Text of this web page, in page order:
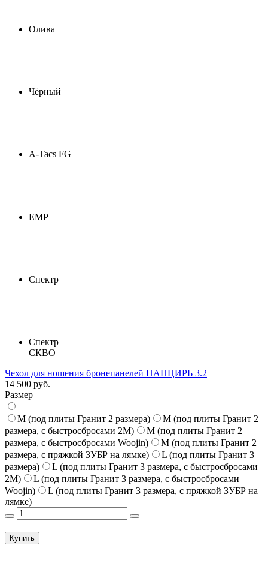
Олива
Чёрный
A-Tacs FG
ЕМР
Спектр
Спектр
СКВО
Чехол для ношения бронепанелей ПАНЦИРЬ 3.2
14 500 руб.
Размер
M (под плиты Гранит 2 размера)
M (под плиты Гранит 2
размера, с быстросбросами 2M)
M (под плиты Гранит 2
размера, с быстросбросами Woojin)
M (под плиты Гранит 2
размера, с пряжкой ЗУБР на лямке)
L (под плиты Гранит 3
размера)
L (под плиты Гранит 3 размера, с быстросбросами
2M)
L (под плиты Гранит 3 размера, с быстросбросами
Woojin)
L (под плиты Гранит 3 размера, с пряжкой ЗУБР на
лямке)
Купить